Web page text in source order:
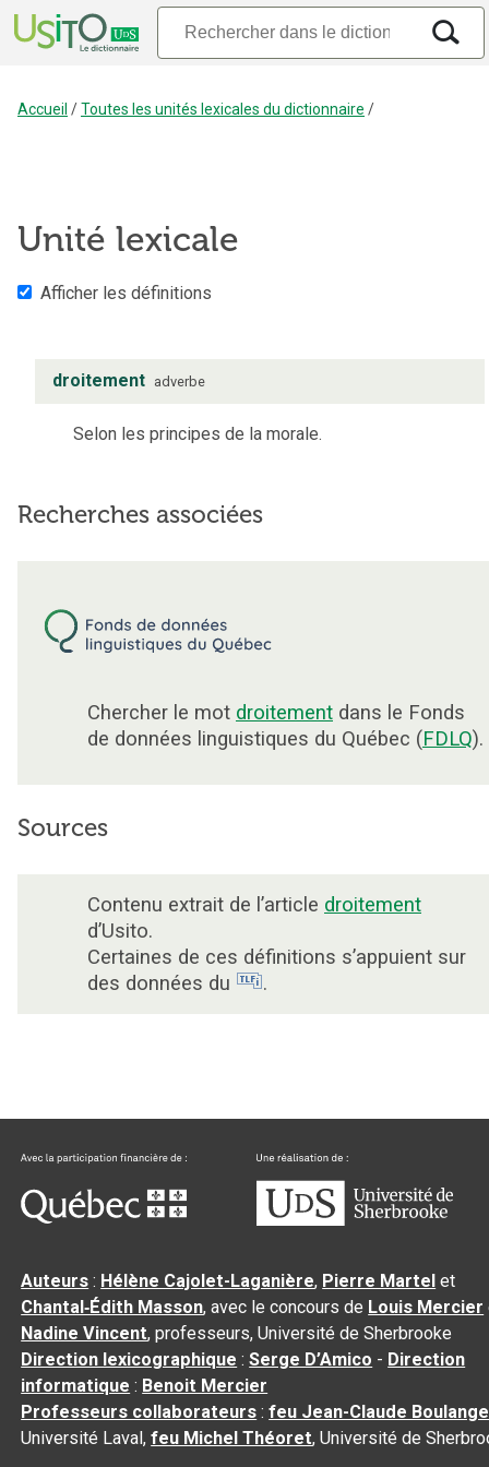
Accueil /Toutes les unités lexicales du dictionnaire /
Unité lexicale
Afficher les définitions
droitement adverbe
Selon les principes de la morale.
Recherches associées
Chercher le mot droitement dans le Fonds
de données linguistiques du Québec (FDLQ).
Sources
Contenu extrait de l’article droitement
d’Usito.
Certaines de ces définitions s’appuient sur
des données du
.
Auteurs : Hélène Cajolet-Laganière, Pierre Martel et
Chantal‑Édith Masson, avec le concours de Louis Mercier
Nadine Vincent, professeurs, Université de Sherbrooke
Direction lexicographique :Serge D’Amico - Direction
informatique : Benoit Mercier
Professeurs collaborateurs :feu Jean-Claude
Université Laval,feu Michel Théoret, Université de